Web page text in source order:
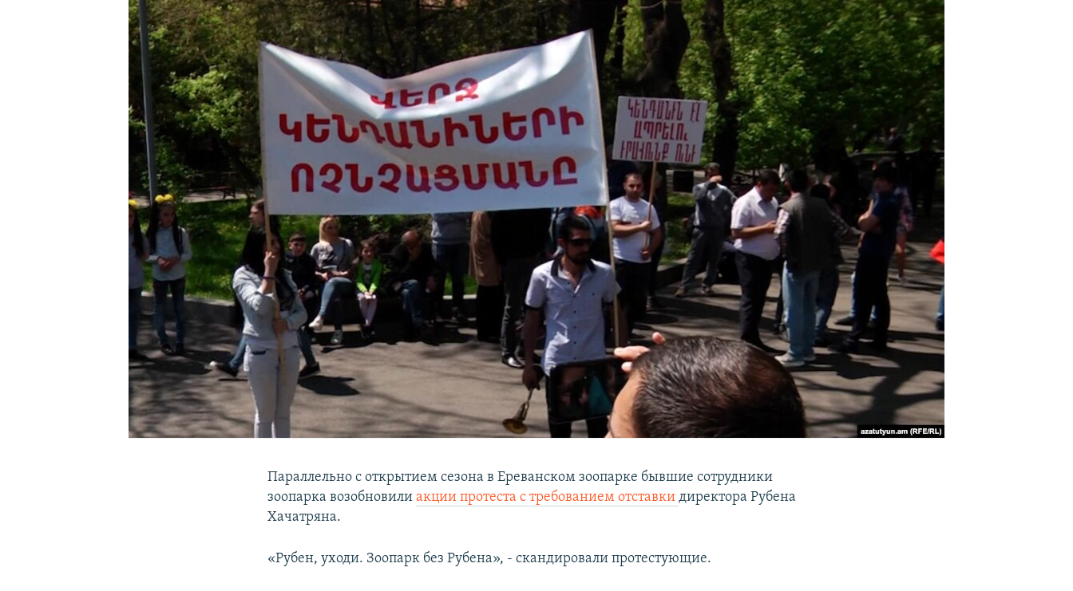
Параллельно с открытием сезона в Ереванском зоопарке бывшие сотрудники
зоопарка возобновилиакции протеста с требованием отставкидиректора Рубена
Хачатряна.
«Рубен, уходи. Зоопарк без Рубена», - скандировали протестующие.